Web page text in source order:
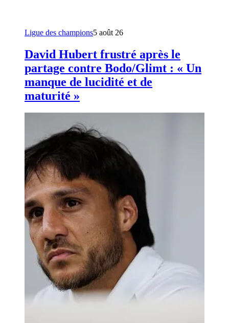
Ligue des champions5 août 26
David Hubert frustré après le
partage contre Bodo/Glimt : « Un
manque de lucidité et de
maturité »